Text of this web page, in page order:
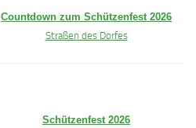
Countdown zum Schützenfest 2026
Straßen des Dorfes
Schützenfest 2026